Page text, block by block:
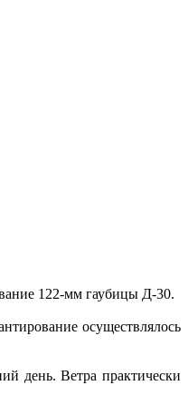
122‑мм гаубицы Д‑30.
осуществлялось
день. Ветра практически